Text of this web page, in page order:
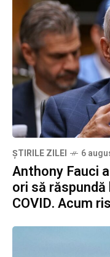
ȘTIRILE ZILEI 6
Anthony Fauci
ori să
COVID. Acum